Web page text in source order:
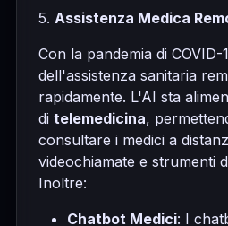
5. Assistenza Medica
Con la pandemia di
dell'assistenza sanitaria
rapidamente. L'AI sta
di telemedicina,
consultare i medici a
videochiamate e strumenti
Inoltre:
Chatbot Medici: I